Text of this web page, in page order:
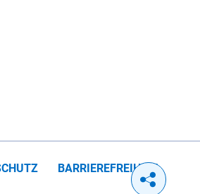
BARRIEREFREIHEIT